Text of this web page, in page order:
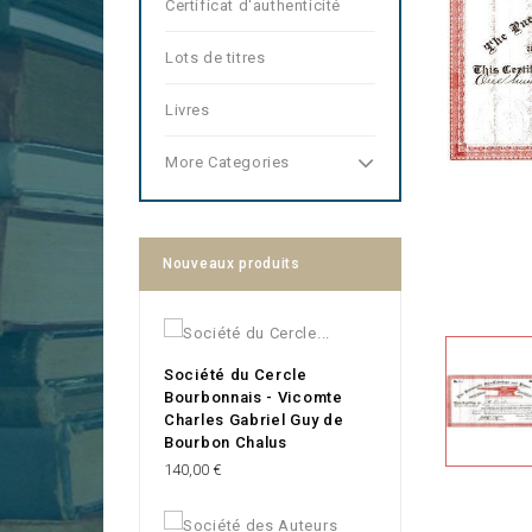
Certificat d'authenticité
Lots de titres
Livres
More Categories
Nouveaux produits
Société du Cercle
Bourbonnais - Vicomte
Charles Gabriel Guy de
Bourbon Chalus
Prix
140,00 €